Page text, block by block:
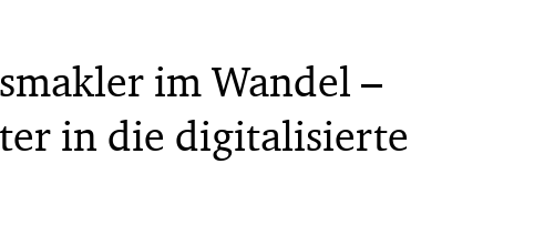
im Wandel –
in die digitalisierte